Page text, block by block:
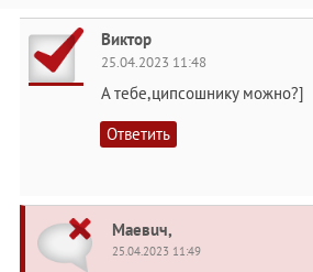
Виктор
25.04.2023 11:48
А тебе,ципсошнику можно?]
Ответить
Maeвuч,
25.04.2023 11:49